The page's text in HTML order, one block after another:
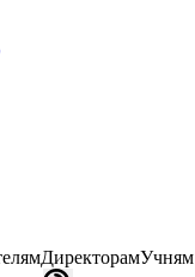
ДиректорамУчням